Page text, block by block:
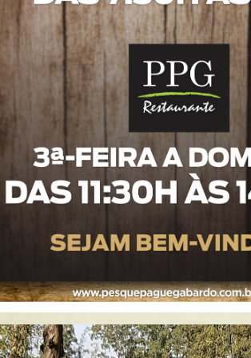
renovação em meio a uma vegetação
e aroma silvestre. Paz e tranquilidade
família relaxar.
O lago do pesqueiro possuí 66.000 m de
d’água disponíveis para os amantes da
convencional e esportiva, além de
utilizados exclusivamente para a
até atingirem idade e peso ideais para
inseridos no pesqueiro.